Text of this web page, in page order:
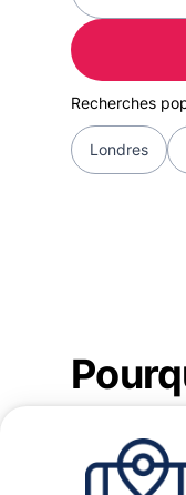
Recherches
Londres